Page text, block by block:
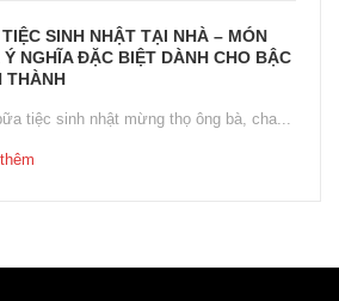
SINH NHẬT TẠI NHÀ – MÓN
Ý NGHĨA ĐẶC BIỆT DÀNH CHO BẬC
THÀNH
tiệc sinh nhật mừng thọ ông bà, cha...